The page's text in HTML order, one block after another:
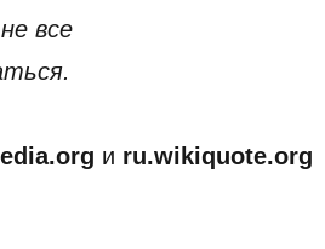
все
и ru.wikiquote.org